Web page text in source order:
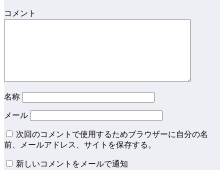
コメント
名称
メール
次回のコメントで使用するためブラウザーに自分の名
前、メールアドレス、サイトを保存する。
新しいコメントをメールで通知